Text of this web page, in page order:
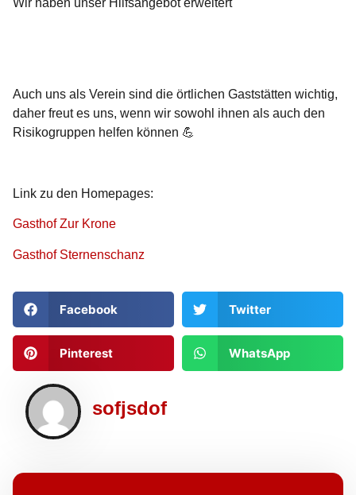
Wir haben unser Hilfsangebot erweitert
Auch uns als Verein sind die örtlichen Gaststätten wichtig,
daher freut es uns, wenn wir sowohl ihnen als auch den
Risikogruppen helfen können 💪
Link zu den Homepages:
Gasthof Zur Krone
Gasthof Sternenschanz
Facebook Twitter
Pinterest WhatsApp
sofjsdof